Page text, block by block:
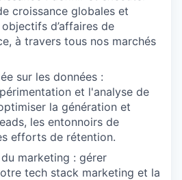
croissance globales et
d’affaires de
à travers tous nos marchés
sur les données :
et l'analyse de
la génération et
les entonnoirs de
efforts de rétention.
marketing : gérer
tech stack marketing et la